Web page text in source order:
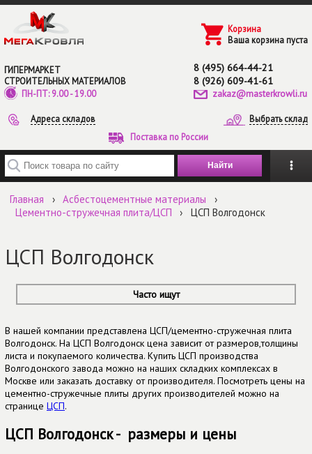
Перейти к основному содержанию
ГИПЕРМАРКЕТ
СТРОИТЕЛЬНЫХ МАТЕРИАЛОВ
ПН-ПТ: 9.00 - 19.00
8 (495) 664-44-21
8 (926) 609-41-61
zakaz@masterkrowli.ru
Адреса складов
Выбрать склад
Поставка по России
Корзина
Ваша корзина пуста
Введите ключевые слова для поиска
Главная › Асбестоцементные материалы
›
Цементно-стружечная плита/ЦСП
› ЦСП Волгодонск
ЦСП Волгодонск
Часто ищут
В нашей компании представлена ЦСП/цементно-стружечная плита
Волгодонск. На ЦСП Волгодонск цена зависит от размеров,толщины
листа и покупаемого количества. Купить ЦСП производства
Волгодонского завода можно на наших складких комплексах в
Москве или заказать доставку от производителя. Посмотреть цены на
цементно-стружечные плиты других производителей можно на
странице ЦСП.
ЦСП Волгодонск - размеры и цены